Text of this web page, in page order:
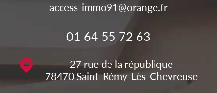
access-immo91@orange.fr
01 64 55 72 63
27 rue de la république
78470 Saint-Rémy-Lès-Chevreuse